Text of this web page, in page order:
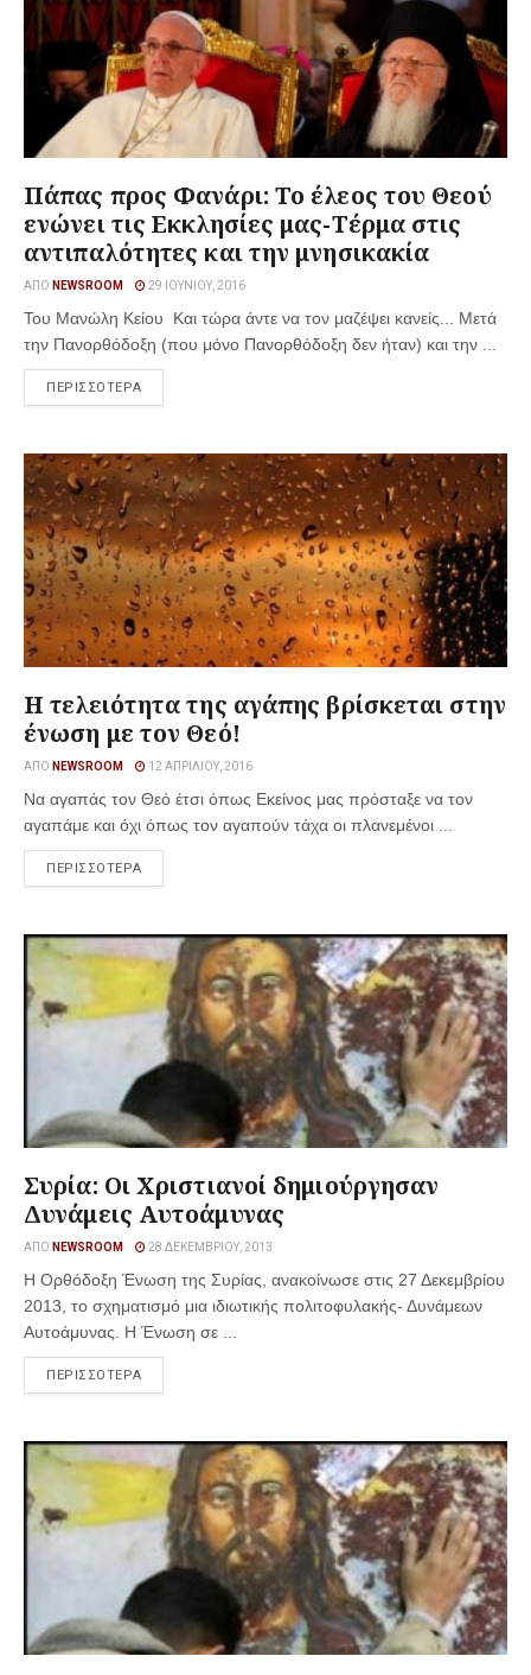
Πάπας προς Φανάρι: Το έλεος του Θεού
ενώνει τις Εκκλησίες μας-Τέρμα στις
αντιπαλότητες και την μνησικακία
ΑΠΌ NEWSROOM 29 ΙΟΥΝΊΟΥ, 2016
Του Μανώλη Κείου Και τώρα άντε να τον μαζέψει κανείς... Μετά
την Πανορθόδοξη (που μόνο Πανορθόδοξη δεν ήταν) και την ...
ΠΕΡΙΣΣΟΤΕΡΑ
Η τελειότητα της αγάπης βρίσκεται στην
ένωση με τον Θεό!
ΑΠΌ NEWSROOM 12 ΑΠΡΙΛΊΟΥ, 2016
Να αγαπάς τον Θεό έτσι όπως Εκείνος μας πρόσταξε να τον
αγαπάμε και όχι όπως τον αγαπούν τάχα οι πλανεμένοι ...
ΠΕΡΙΣΣΟΤΕΡΑ
Συρία: Οι Χριστιανοί δημιούργησαν
Δυνάμεις Αυτοάμυνας
ΑΠΌ NEWSROOM 28 ΔΕΚΕΜΒΡΊΟΥ, 2013
Η Ορθόδοξη Ένωση της Συρίας, ανακοίνωσε στις 27 Δεκεμβρίου
2013, το σχηματισμό μια ιδιωτικής πολιτοφυλακής- Δυνάμεων
Αυτοάμυνας. Η Ένωση σε ...
ΠΕΡΙΣΣΟΤΕΡΑ